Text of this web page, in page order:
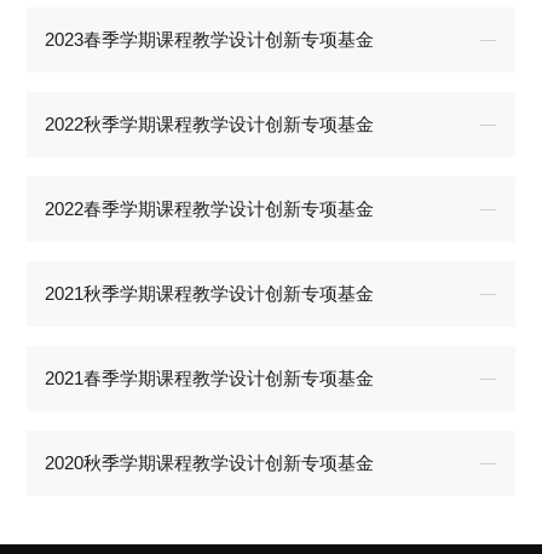
2023春季学期课程教学设计创新专项基金
2022秋季学期课程教学设计创新专项基金
2022春季学期课程教学设计创新专项基金
2021秋季学期课程教学设计创新专项基金
2021春季学期课程教学设计创新专项基金
2020秋季学期课程教学设计创新专项基金